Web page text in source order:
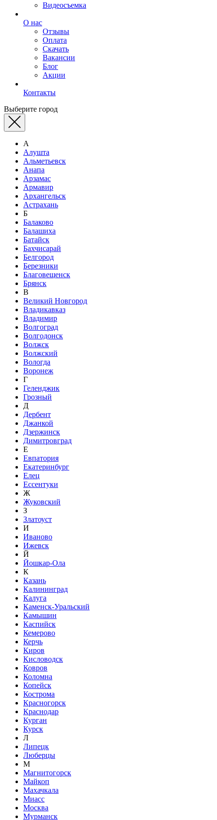
Видеосъемка
О нас
Отзывы
Оплата
Скачать
Вакансии
Блог
Акции
Контакты
Выберите город
А
Алушта
Альметьевск
Анапа
Арзамас
Армавир
Архангельск
Астрахань
Б
Балаково
Балашиха
Батайск
Бахчисарай
Белгород
Березники
Благовещенск
Брянск
В
Великий Новгород
Владикавказ
Владимир
Волгоград
Волгодонск
Волжск
Волжский
Вологда
Воронеж
Г
Геленджик
Грозный
Д
Дербент
Джанкой
Дзержинск
Димитровград
Е
Евпатория
Екатеринбург
Елец
Ессентуки
Ж
Жуковский
З
Златоуст
И
Иваново
Ижевск
Й
Йошкар-Ола
К
Казань
Калининград
Калуга
Каменск-Уральский
Камышин
Каспийск
Кемерово
Керчь
Киров
Кисловодск
Ковров
Коломна
Копейск
Кострома
Красногорск
Краснодар
Курган
Курск
Л
Липецк
Люберцы
М
Магнитогорск
Майкоп
Махачкала
Миасс
Москва
Мурманск